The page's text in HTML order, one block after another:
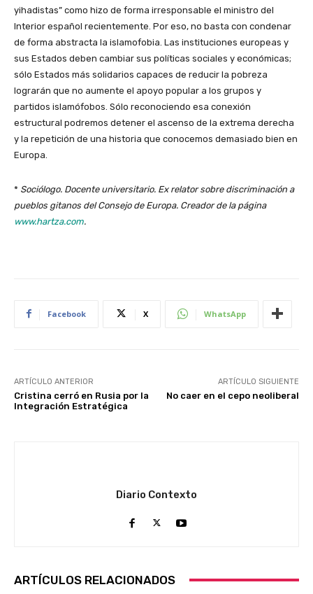
yihadistas” como hizo de forma irresponsable el ministro del
Interior español recientemente. Por eso, no basta con condenar
de forma abstracta la islamofobia. Las instituciones europeas y
sus Estados deben cambiar sus políticas sociales y económicas;
sólo Estados más solidarios capaces de reducir la pobreza
lograrán que no aumente el apoyo popular a los grupos y
partidos islamófobos. Sólo reconociendo esa conexión
estructural podremos detener el ascenso de la extrema derecha
y la repetición de una historia que conocemos demasiado bien en
Europa.
* Sociólogo. Docente universitario. Ex relator sobre discriminación a
pueblos gitanos del Consejo de Europa. Creador de la página
www.hartza.com.
Facebook X WhatsApp
ARTÍCULO ANTERIOR
Cristina cerró en Rusia por la
Integración Estratégica
ARTÍCULO SIGUIENTE
No caer en el cepo neoliberal
Diario Contexto
ARTÍCULOS RELACIONADOS